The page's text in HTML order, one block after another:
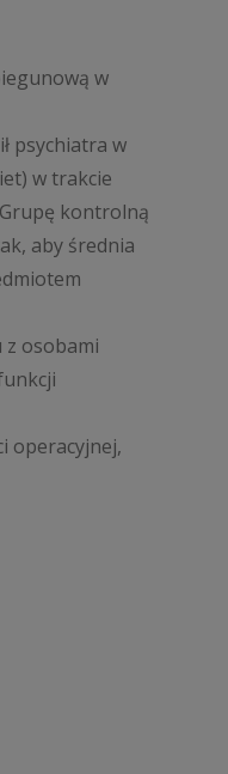
w
psychiatra w
w trakcie
kontrolną
aby średnia
osobami
operacyjnej,